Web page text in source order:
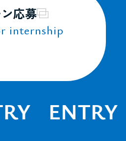
応募
internship
ENTRY